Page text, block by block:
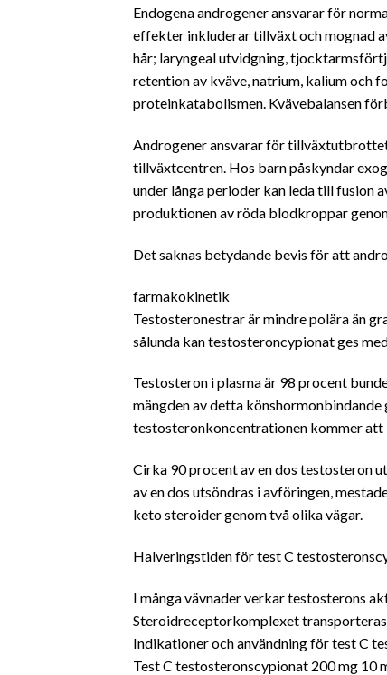
Endogena androgener ansvarar för
effekter inkluderar tillväxt och mognad
hår; laryngeal utvidgning,
retention av kväve, natrium, kalium och
proteinkatabolismen. Kvävebalansen
Androgener ansvarar för
tillväxtcentren. Hos barn påskyndar
under långa perioder kan leda till fusion
produktionen av röda blodkroppar
Det saknas betydande bevis för att
farmakokinetik
Testosteronestrar är mindre polära än
sålunda kan testosteroncypionat ges
Testosteron i plasma är 98 procent
mängden av detta
testosteronkoncentrationen kommer att
Cirka 90 procent av en dos testosteron
av en dos utsöndras i avföringen,
keto steroider genom två olika vägar.
Halveringstiden för test C
I många vävnader verkar testosterons
Steroidreceptorkomplexet
Indikationer och användning för test C
Test C testosteronscypionat 200 mg 10